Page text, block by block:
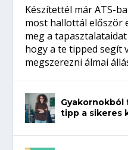
Készítettél már ATS-
most hallottál először
meg a
hogy a te tipped segít
megszerezni álmai
Gyakornokból
tipp a sikeres